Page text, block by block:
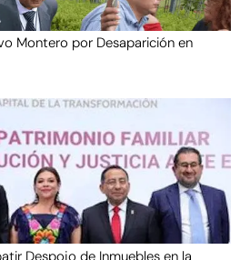
Montero por Desaparición en
Despojo de Inmuebles en la